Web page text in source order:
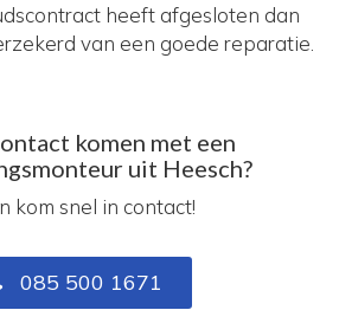
heeft afgesloten dan
van een goede reparatie.
komen met een
uit Heesch?
kom snel in contact!
085 500 1671